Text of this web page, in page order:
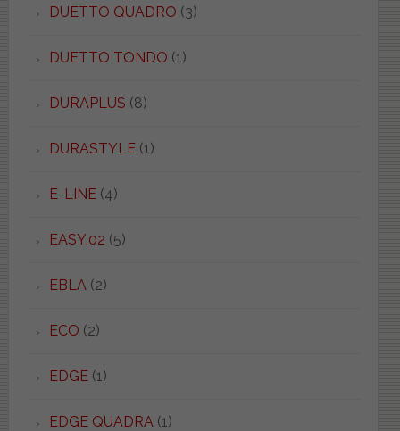
DUETTO QUADRO (3)
DUETTO TONDO (1)
DURAPLUS (8)
DURASTYLE(1)
E-LINE(4)
EASY.02 (5)
EBLA(2)
ECO (2)
EDGE(1)
EDGE QUADRA(1)